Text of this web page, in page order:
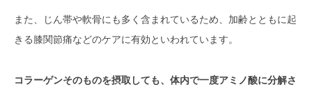
（大阪・東京・岡山）
株式会社エフアイコーポレイショ
また、じん帯や軟骨にも多く含まれているため、加齢とともに起
きる膝関節痛などのケアに有効といわれています。
コラーゲンそのものを摂取しても、体内で一度アミノ酸に分解さ